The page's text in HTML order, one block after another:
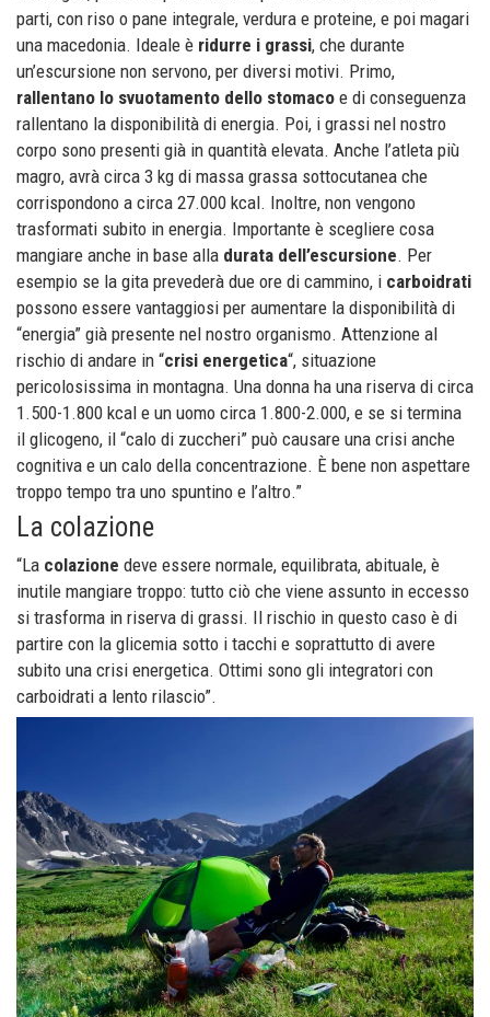
parti, con riso o pane integrale, verdura e proteine, e poi magari
una macedonia. Ideale è ridurre i grassi, che durante
un’escursione non servono, per diversi motivi. Primo,
rallentano lo svuotamento dello stomaco e di conseguenza
rallentano la disponibilità di energia. Poi, i grassi nel nostro
corpo sono presenti già in quantità elevata. Anche l’atleta più
magro, avrà circa 3 kg di massa grassa sottocutanea che
corrispondono a circa 27.000 kcal. Inoltre, non vengono
trasformati subito in energia. Importante è scegliere cosa
mangiare anche in base alla durata dell’escursione. Per
esempio se la gita prevederà due ore di cammino, i carboidrati
possono essere vantaggiosi per aumentare la disponibilità di
“energia” già presente nel nostro organismo. Attenzione al
rischio di andare in “crisi energetica“, situazione
pericolosissima in montagna. Una donna ha una riserva di circa
1.500-1.800 kcal e un uomo circa 1.800-2.000, e se si termina
il glicogeno, il “calo di zuccheri” può causare una crisi anche
cognitiva e un calo della concentrazione. È bene non aspettare
troppo tempo tra uno spuntino e l’altro.”
La colazione
“La colazione deve essere normale, equilibrata, abituale, è
inutile mangiare troppo: tutto ciò che viene assunto in eccesso
si trasforma in riserva di grassi. Il rischio in questo caso è di
partire con la glicemia sotto i tacchi e soprattutto di avere
subito una crisi energetica. Ottimi sono gli integratori con
carboidrati a lento rilascio”.